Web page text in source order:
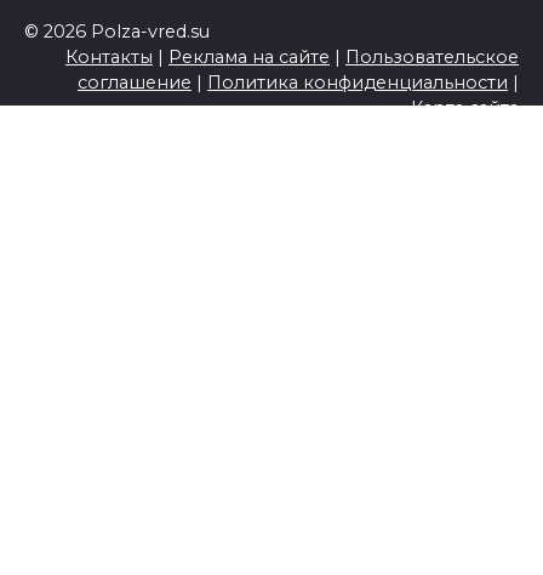
© 2026 Polza-vred.su
Контакты | Реклама на сайте | Пользовательское
соглашение | Политика конфиденциальности |
Карта сайта